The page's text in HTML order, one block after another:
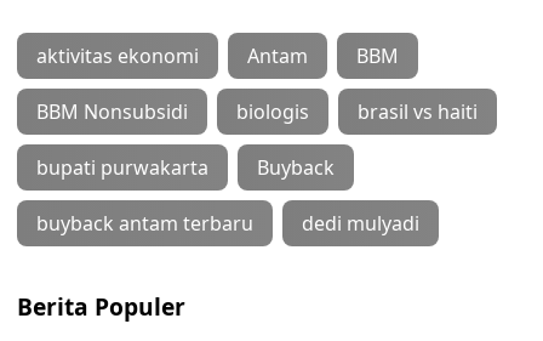
aktivitas ekonomi Antam BBM
BBM Nonsubsidi biologis brasil vs haiti
bupati purwakarta Buyback
buyback antam terbaru dedi mulyadi
Berita Populer